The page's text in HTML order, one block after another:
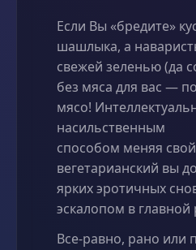
Если Вы «бредите»
шашлыка, а
свежей зеленью (да
без мяса для вас —
мясо!
насильственным
способом меняя
вегетарианский вы
ярких эротичных
эскалопом в главной
Все-равно, рано или